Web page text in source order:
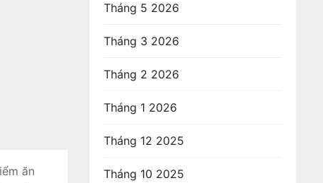
ăn
Tháng 5 2026
Tháng 3 2026
Tháng 2 2026
Tháng 1 2026
Tháng 12 2025
Tháng 10 2025